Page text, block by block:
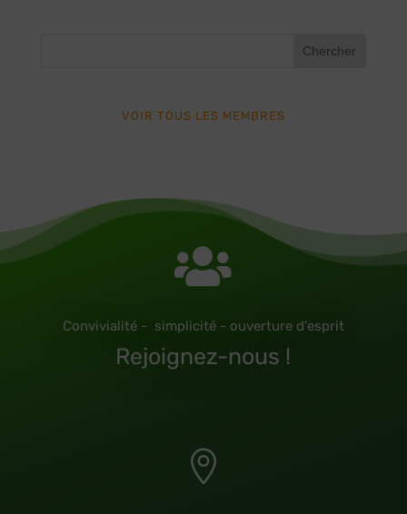
VOIR TOUS LES MEMBRES

Convivialité - simplicité - ouverture d'esprit
Rejoignez-nous !
